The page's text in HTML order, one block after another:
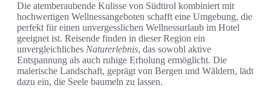
Die atemberaubende Kulisse von Südtirol kombiniert mit
hochwertigen Wellnessangeboten schafft eine Umgebung, die
perfekt für einen unvergesslichen Wellnessurlaub im Hotel
geeignet ist. Reisende finden in dieser Region ein
unvergleichliches Naturerlebnis, das sowohl aktive
Entspannung als auch ruhige Erholung ermöglicht. Die
malerische Landschaft, geprägt von Bergen und Wäldern, lädt
dazu ein, die Seele baumeln zu lassen.